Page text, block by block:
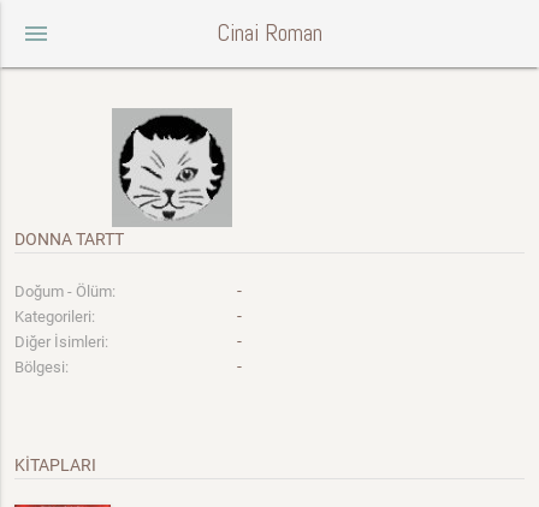
menu Cinai Roman
DONNA TARTT
Doğum - Ölüm: -
Kategorileri: -
Diğer İsimleri: -
Bölgesi: -
KİTAPLARI